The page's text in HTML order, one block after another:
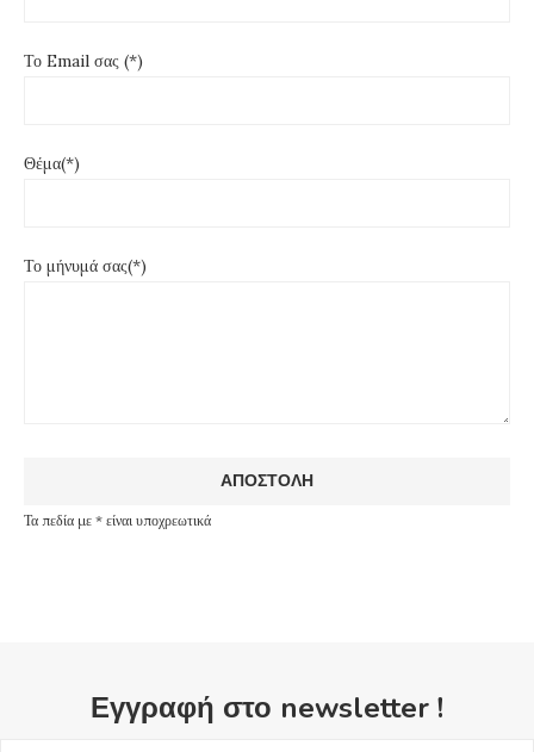
Το Email σας (*)
Θέμα(*)
Το μήνυμά σας(*)
Τα πεδία με * είναι υποχρεωτικά
Εγγραφή στο newsletter !